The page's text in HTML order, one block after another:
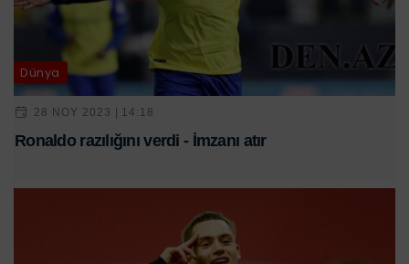
Dünya
28 NOY 2023 | 14:18
Ronaldo razılığını verdi - İmzanı atır